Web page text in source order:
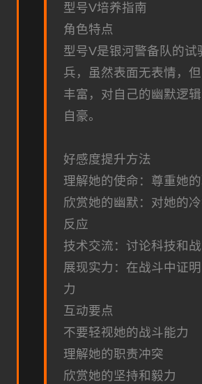
型号V培养指南
角色特点
型号V是银河警备队的试
兵，虽然表面无表情，
丰富，对自己的幽默逻
自豪。
好感度提升方法
理解她的使命：尊重她
欣赏她的幽默：对她的
反应
技术交流：讨论科技和
展现实力：在战斗中证
力
互动要点
不要轻视她的战斗能力
理解她的职责冲突
欣赏她的坚持和毅力